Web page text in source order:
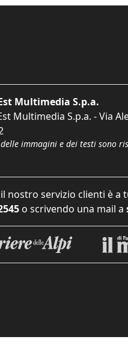
Multimedia S.p.a.
Multimedia S.p.a. - Via
immagini e dei testi sono
nostro servizio clienti è a
o scrivendo una mail a